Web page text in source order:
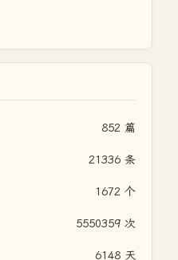
852 篇
21336 条
1672 个
5550359 次
6148 天